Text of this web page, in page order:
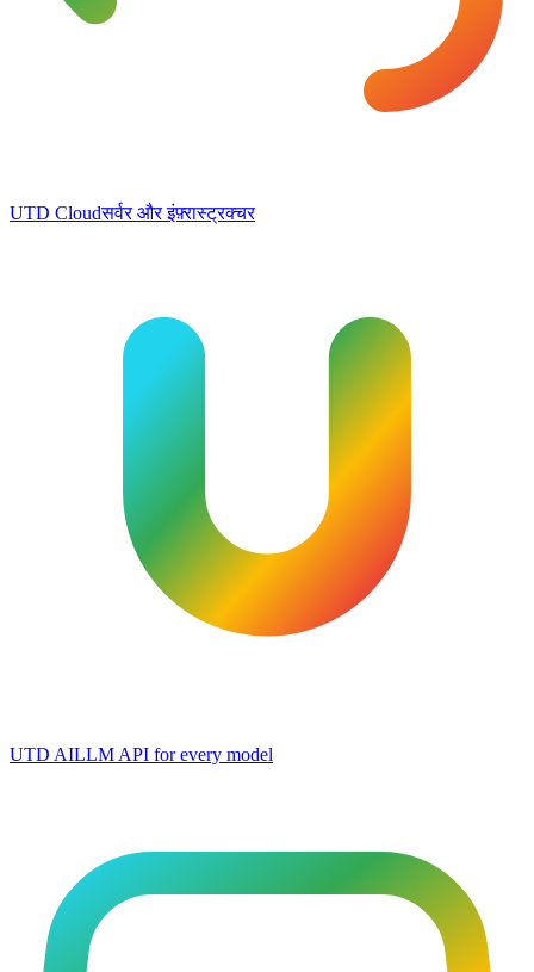
UTD Cloudसर्वर और इंफ़्रास्ट्रक्चर
UTD AILLM API for every model